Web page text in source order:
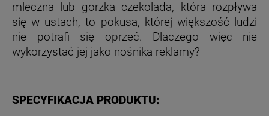
mleczna lub gorzka czekolada, która rozpływa
się w ustach, to pokusa, której większość ludzi
nie potrafi się oprzeć. Dlaczego więc nie
wykorzystać jej jako nośnika reklamy?
SPECYFIKACJA PRODUKTU: